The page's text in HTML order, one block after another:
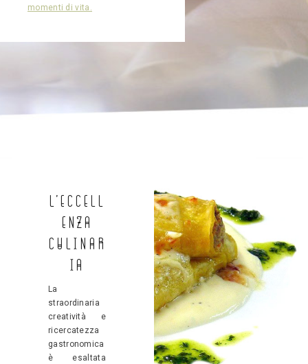
momenti di vita.
L’Eccell
enza
Culinar
ia
La
straordinaria
creatività e
ricercatezza
gastronomica
è esaltata